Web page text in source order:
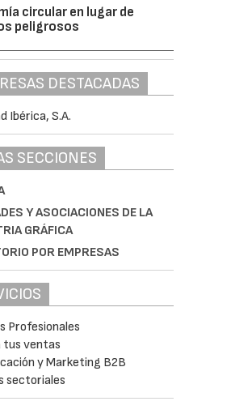
circular en lugar de
peligrosos
DESTACADAS
SECCIONES
Y ASOCIACIONES DE LA
GRÁFICA
POR EMPRESAS
Profesionales
tus ventas
y Marketing B2B
sectoriales